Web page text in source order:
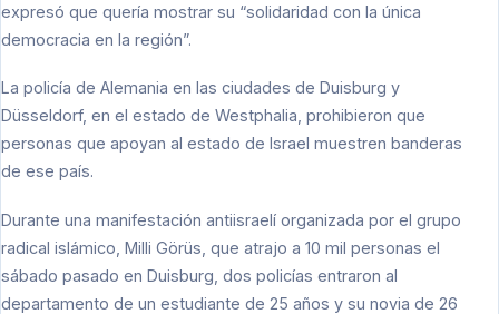
expresó que quería mostrar su “solidaridad con la única
democracia en la región”.
La policía de Alemania en las ciudades de Duisburg y
Düsseldorf, en el estado de Westphalia, prohibieron que
personas que apoyan al estado de Israel muestren banderas
de ese país.
Durante una manifestación antiisraelí organizada por el grupo
radical islámico, Milli Görüs, que atrajo a 10 mil personas el
sábado pasado en Duisburg, dos policías entraron al
departamento de un estudiante de 25 años y su novia de 26